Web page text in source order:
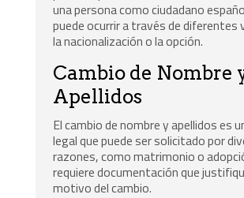
una persona como ciudadano
puede ocurrir a través de diferentes
la nacionalización o la opción.
Cambio de Nombre
Apellidos
El cambio de nombre y apellidos es
legal que puede ser solicitado por
razones, como matrimonio o
requiere documentación que
motivo del cambio.